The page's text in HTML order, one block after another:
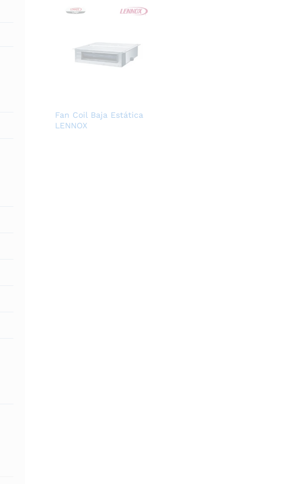
Fan Coil Baja Estática
LENNOX